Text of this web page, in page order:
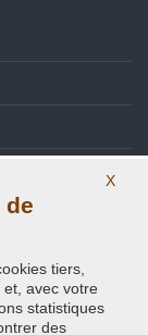
X
de
tiers,
avec votre
statistiques
des